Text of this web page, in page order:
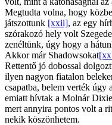
Megtudta volna, hogy
játszottunk [xxii], az egy
szórakozó hely volt
zenéltünk, úgy hogy a
Akkor már Shadowsokat
Rettentő jó dobossal
ilyen nagyon fiatalon
csapatba, belem verték úgy
emiatt hívtak a Molnár
mert annyira pontos volt a
nekik köszönhetem.